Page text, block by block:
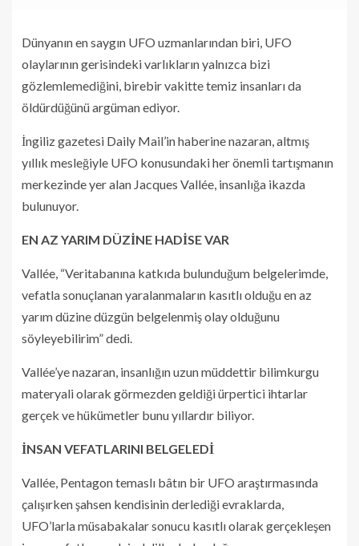
Dünyanın en saygın UFO uzmanlarından biri, UFO
olaylarının gerisindeki varlıkların yalnızca bizi
gözlemlemediğini, birebir vakitte temiz insanları da
öldürdüğünü argüman ediyor.
İngiliz gazetesi Daily Mail’in haberine nazaran, altmış
yıllık mesleğiyle UFO konusundaki her önemli tartışmanın
merkezinde yer alan Jacques Vallée, insanlığa ikazda
bulunuyor.
EN AZ YARIM DÜZİNE HADİSE VAR
Vallée, “Veritabanına katkıda bulunduğum belgelerimde,
vefatla sonuçlanan yaralanmaların kasıtlı olduğu en az
yarım düzine düzgün belgelenmiş olay olduğunu
söyleyebilirim” dedi.
Vallée’ye nazaran, insanlığın uzun müddettir bilimkurgu
materyali olarak görmezden geldiği ürpertici ihtarlar
gerçek ve hükümetler bunu yıllardır biliyor.
İNSAN VEFATLARINI BELGELEDİ
Vallée, Pentagon temaslı bâtın bir UFO araştırmasında
çalışırken şahsen kendisinin derlediği evraklarda,
UFO’larla müsabakalar sonucu kasıtlı olarak gerçekleşen